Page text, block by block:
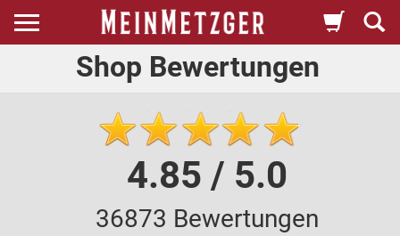
Shop Bewertungen
4.85 / 5.0
36873 Bewertungen